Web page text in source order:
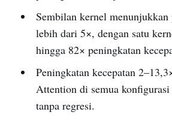
Sembilan kernel menunjukkan
lebih dari 5×, dengan satu
hingga 82× peningkatan
Peningkatan kecepatan
Attention di semua
tanpa regresi.